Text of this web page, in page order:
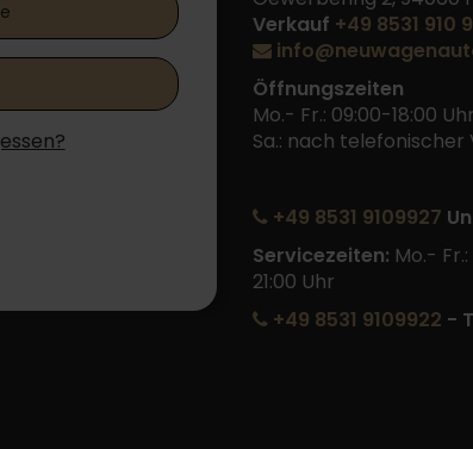
Verkauf +49 8531 910
Öffnungszeiten
Mo.- Fr.: 09:00-18:00 Uhr
Sa.: nach
+49 8531 9109927
Servicezeiten: Mo.-
21:00 Uhr
+49 8531 9109922 -